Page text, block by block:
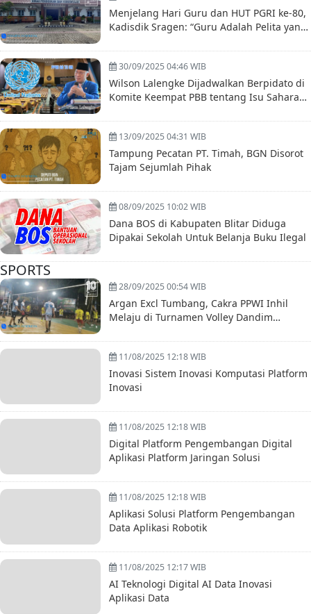
Menjelang Hari Guru dan HUT PGRI ke-80,
Kadisdik Sragen: “Guru Adalah Pelita yang
30/09/2025 04:46 WIB
Wilson Lalengke Dijadwalkan Berpidato di
Komite Keempat PBB tentang Isu Sahara
13/09/2025 04:31 WIB
Tampung Pecatan PT. Timah, BGN Disorot
Tajam Sejumlah Pihak
08/09/2025 10:02 WIB
Dana BOS di Kabupaten Blitar Diduga
Dipakai Sekolah Untuk Belanja Buku Ilegal
SPORTS
28/09/2025 00:54 WIB
Argan Excl Tumbang, Cakra PPWI Inhil
Melaju di Turnamen Volley Dandim
11/08/2025 12:18 WIB
Inovasi Sistem Inovasi Komputasi Platform
Inovasi
11/08/2025 12:18 WIB
Digital Platform Pengembangan Digital
Aplikasi Platform Jaringan Solusi
11/08/2025 12:18 WIB
Aplikasi Solusi Platform Pengembangan
Data Aplikasi Robotik
11/08/2025 12:17 WIB
AI Teknologi Digital AI Data Inovasi
Aplikasi Data